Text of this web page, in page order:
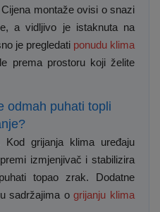
montaže ovisi o snazi
a vidljivo je istaknuta na
je pregledati ponudu klima
prema prostoru koji želite
odmah puhati topli
Kod grijanja klima uređaju
izmjenjivač i stabilizira
topao zrak. Dodatne
sadržajima ogrijanju klima